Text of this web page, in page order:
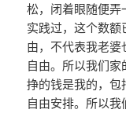
松，闭着眼随便
实践过，这个数
由，不代表我老
自由。所以我们
挣的钱是我的，包
自由安排。所以